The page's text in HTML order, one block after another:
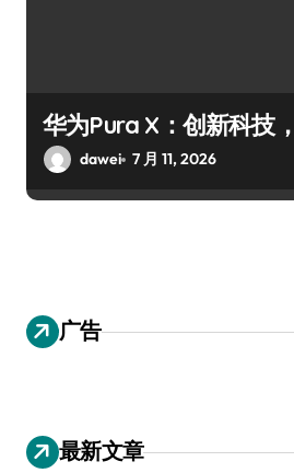
华为Pura X：创新科技
dawei 7 月 11, 2026
广告
最新文章